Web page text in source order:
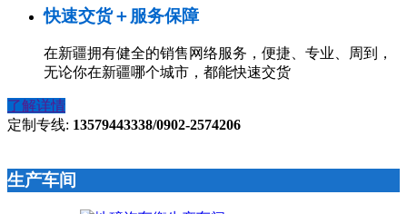
快速交货＋服务保障
在新疆拥有健全的销售网络服务，便捷、专业、周到，
无论你在新疆哪个城市，都能快速交货
了解详情
定制专线: 13579443338/0902-2574206
生产车间